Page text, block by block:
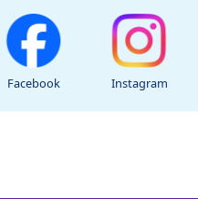
Facebook Instagram